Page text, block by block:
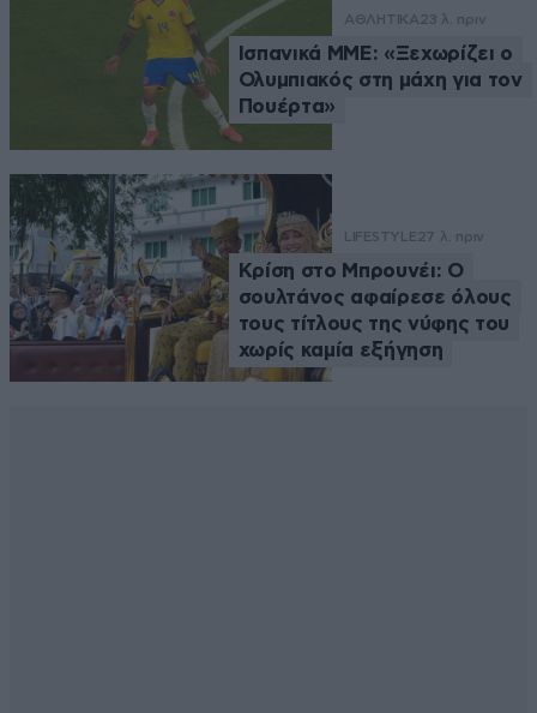
ΑΘΛΗΤΙΚΑ 23 λ. πριν
Ισπανικά ΜΜΕ: «Ξεχωρίζει ο
Ολυμπιακός στη μάχη για τον
Πουέρτα»
LIFESTYLE27 λ. πριν
Κρίση στο Μπρουνέι: Ο
σουλτάνος αφαίρεσε όλους
τους τίτλους της νύφης του
χωρίς καμία εξήγηση